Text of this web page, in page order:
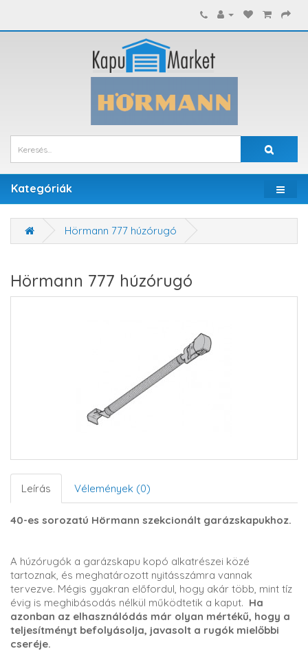
Kategóriák
Hörmann 777 húzórugó
Hörmann 777 húzórugó
Leírás Vélemények (0)
40-es sorozatú Hörmann szekcionált garázskapukhoz.
A húzórugók a garázskapu kopó alkatrészei közé
tartoznak, és meghatározott nyitásszámra vannak
tervezve. Mégis gyakran előfordul, hogy akár több, mint tíz
évig is meghibásodás nélkül működtetik a kaput. Ha
azonban az elhasználódás már olyan mértékű, hogy a
teljesítményt befolyásolja, javasolt a rugók mielőbbi
cseréje.